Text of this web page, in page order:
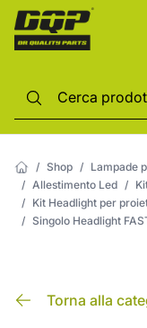
/ Shop / Lampade
/ Allestimento Led /
/ Kit Headlight per
/ Singolo Headlight
Torna alla